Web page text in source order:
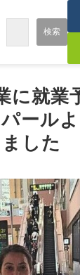
に就業
ール
ました